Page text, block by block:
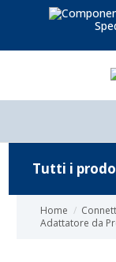
Home
Adattatore da
Tutti i